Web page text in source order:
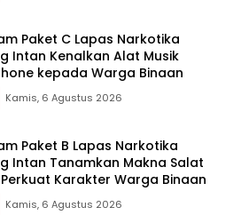
Paket C Lapas Narkotika
Intan Kenalkan Alat Musik
kepada Warga Binaan
Kamis, 6 Agustus 2026
Paket B Lapas Narkotika
Intan Tanamkan Makna Salat
Karakter Warga Binaan
Kamis, 6 Agustus 2026